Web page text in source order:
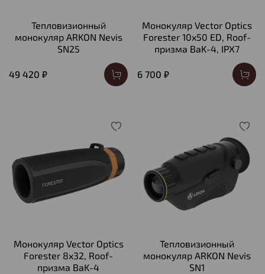
Тепловизионный
монокуляр ARKON Nevis
SN25
49 420 ₽
Монокуляр Vector Optics
Forester 10x50 ED, Roof-
призма BaK-4, IPX7
6 700 ₽
Монокуляр Vector Optics
Forester 8x32, Roof-
призма BaK-4
Тепловизионный
монокуляр ARKON Nevis
SN1